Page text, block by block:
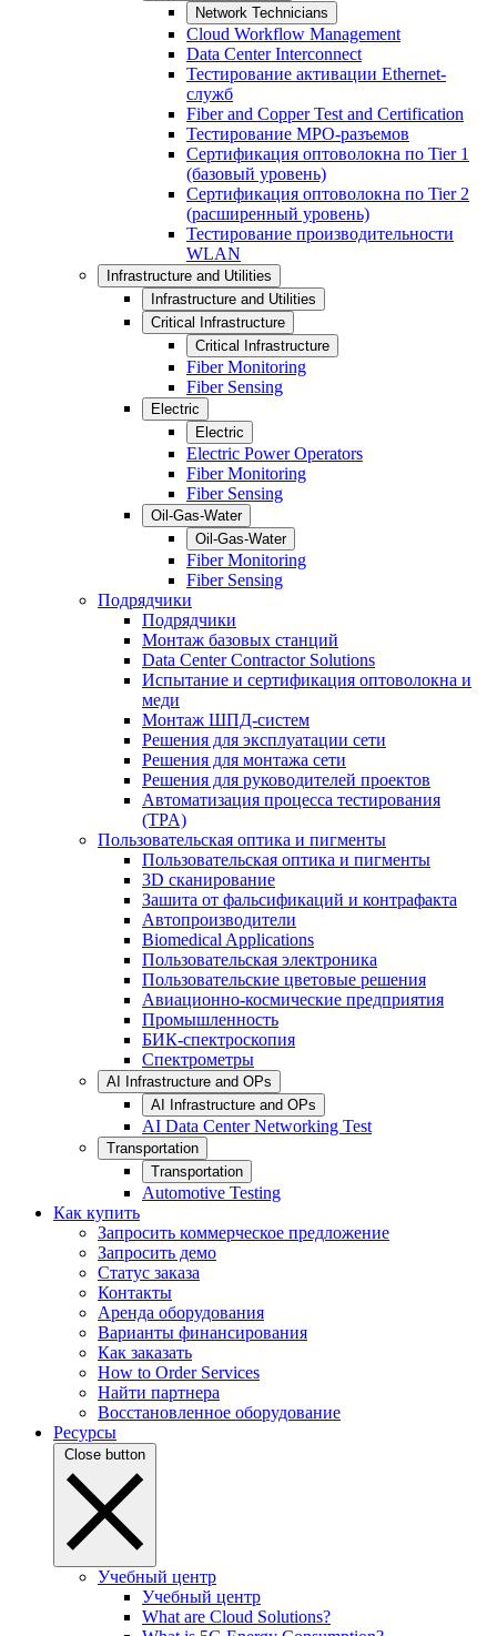
Network Technicians
Cloud Workflow Management
Data Center Interconnect
Тестирование активации Ethernet-
служб
Fiber and Copper Test and Certification
Тестирование МРО-разъемов
Сертификация оптоволокна по Tier 1
(базовый уровень)
Сертификация оптоволокна по Tier 2
(расширенный уровень)
Тестирование производительности
WLAN
Infrastructure and Utilities
Infrastructure and Utilities
Critical Infrastructure
Critical Infrastructure
Fiber Monitoring
Fiber Sensing
Electric
Electric
Electric Power Operators
Fiber Monitoring
Fiber Sensing
Oil-Gas-Water
Oil-Gas-Water
Fiber Monitoring
Fiber Sensing
Подрядчики
Подрядчики
Монтаж базовых станций
Data Center Contractor Solutions
Испытание и сертификация оптоволокна и
меди
Монтаж ШПД-систем
Решения для эксплуатации сети
Решения для монтажа сети
Решения для руководителей проектов
Автоматизация процесса тестирования
(TPA)
Пользовательская оптика и пигменты
Пользовательская оптика и пигменты
3D сканирование
Зашита от фальсификаций и контрафакта
Автопроизводители
Biomedical Applications
Пользовательская электроника
Пользовательские цветовые решения
Авиационно-космические предприятия
Промышленность
БИК-спектроскопия
Спектрометры
AI Infrastructure and OPs
AI Infrastructure and OPs
AI Data Center Networking Test
Transportation
Transportation
Automotive Testing
Как купить
Запросить коммерческое предложение
Запросить демо
Статус заказа
Контакты
Аренда оборудования
Варианты финансирования
Как заказать
How to Order Services
Найти партнера
Восстановленное оборудование
Ресурсы
Close button
Учебный центр
Учебный центр
What are Cloud Solutions?